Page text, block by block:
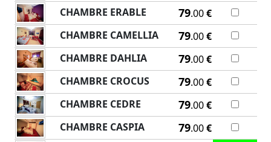
CHAMBRE ERABLE
79.00€
CHAMBRE CAMELLIA
79.00€
CHAMBRE DAHLIA
79.00€
CHAMBRE CROCUS
79.00€
CHAMBRE CEDRE
79.00€
CHAMBRE CASPIA
79.00€